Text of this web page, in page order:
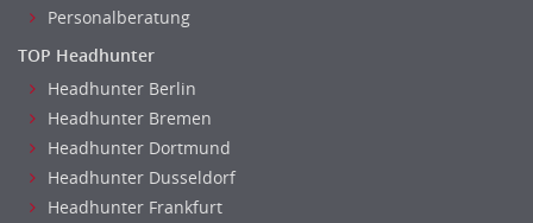
Modedesign, Schmuckdesign
Produktdesign, Industriedesign
Theater, Schauspiel, Musik, Tanz
Beschaffungslogistik
Disposition
Einkauf
Logistik
Personalberatung
TOP Headhunter
Headhunter Berlin
Headhunter Bremen
Headhunter Dortmund
Headhunter Dusseldorf
Headhunter Frankfurt